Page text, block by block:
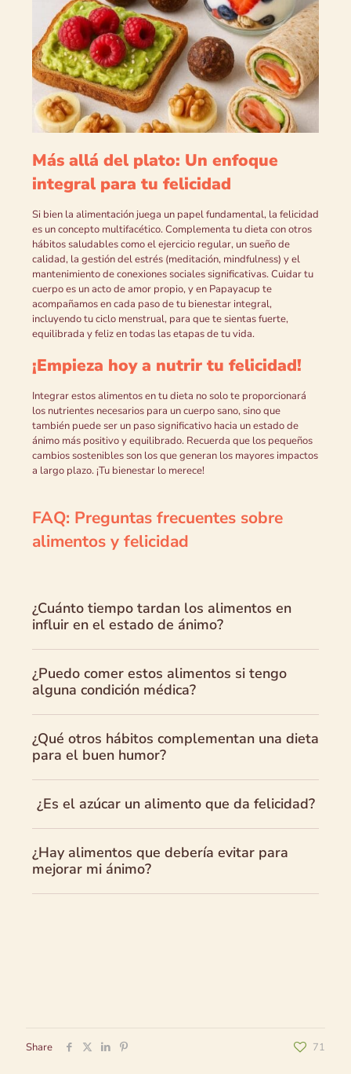
Más allá del plato: Un enfoque
integral para tu felicidad
Si bien la alimentación juega un papel fundamental, la felicidad
es un concepto multifacético. Complementa tu dieta con otros
hábitos saludables como el ejercicio regular, un sueño de
calidad, la gestión del estrés (meditación, mindfulness) y el
mantenimiento de conexiones sociales significativas. Cuidar tu
cuerpo es un acto de amor propio, y en Papayacup te
acompañamos en cada paso de tu bienestar integral,
incluyendo tu ciclo menstrual, para que te sientas fuerte,
equilibrada y feliz en todas las etapas de tu vida.
¡Empieza hoy a nutrir tu felicidad!
Integrar estos alimentos en tu dieta no solo te proporcionará
los nutrientes necesarios para un cuerpo sano, sino que
también puede ser un paso significativo hacia un estado de
ánimo más positivo y equilibrado. Recuerda que los pequeños
cambios sostenibles son los que generan los mayores impactos
a largo plazo. ¡Tu bienestar lo merece!
FAQ: Preguntas frecuentes sobre
alimentos y felicidad
¿Cuánto tiempo tardan los alimentos en
influir en el estado de ánimo?
¿Puedo comer estos alimentos si tengo
alguna condición médica?
¿Qué otros hábitos complementan una dieta
para el buen humor?
¿Es el azúcar un alimento que da felicidad?
¿Hay alimentos que debería evitar para
mejorar mi ánimo?
Share 71